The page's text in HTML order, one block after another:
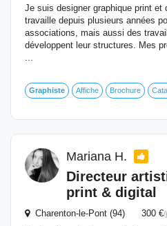
Je suis designer graphique print et
travaille depuis plusieurs années
associations, mais aussi des
développent leur structures. Mes
...
Graphiste Affiche Brochure
Mariana H.
Directeur
print & digital
Charenton-le-Pont (94) 300 €/